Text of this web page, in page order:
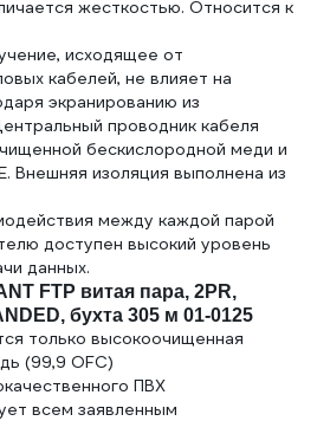
жесткостью. Относится к
исходящее от
кабелей, не влияет на
экранированию из
проводник кабеля
бескислородной меди и
Внешняя изоляция выполнена из
между каждой парой
доступен высокий уровень
данных.
FTP витая пара, 2PR,
бухта 305 м 01-0125
только высокоочищенная
(99,9 OFC)
ПВХ
всем заявленным